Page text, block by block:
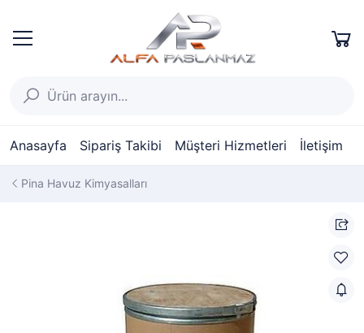
Anasayfa Sipariş Takibi Müşteri Hizmetleri İletişim
Pina Havuz Kimyasalları